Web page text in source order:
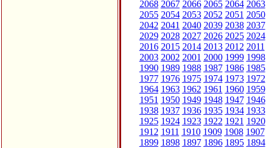
2068 2067 2066 2065 2064 2063
2055 2054 2053 2052 2051 2050
2042 2041 2040 2039 2038 2037
2029 2028 2027 2026 2025 2024
2016 2015 2014 2013 2012 2011
2003 2002 2001 2000 1999 1998
1990 1989 1988 1987 1986 1985
1977 1976 1975 1974 1973 1972
1964 1963 1962 1961 1960 1959
1951 1950 1949 1948 1947 1946
1938 1937 1936 1935 1934 1933
1925 1924 1923 1922 1921 1920
1912 1911 1910 1909 1908 1907
1899 1898 1897 1896 1895 1894